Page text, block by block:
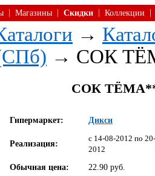
Магазины Скидки Коллекции
→
→ СОК
СОК ТЁМА***
Гипермаркет: Дикси
Реализация:
c 14-08-2012 по
2012
Обычная цена:
22.90 руб.